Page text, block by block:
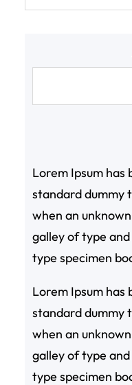
Lorem Ipsum has
standard dummy
when an
galley of type
type specimen
Lorem Ipsum has
standard dummy
when an
galley of type
type specimen